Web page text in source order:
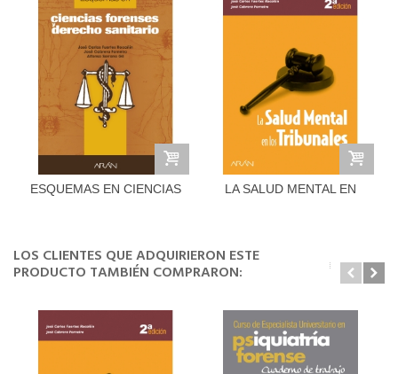
ESQUEMAS EN CIENCIAS
LA SALUD MENTAL EN
LOS CLIENTES QUE ADQUIRIERON ESTE
PRODUCTO TAMBIÉN COMPRARON: